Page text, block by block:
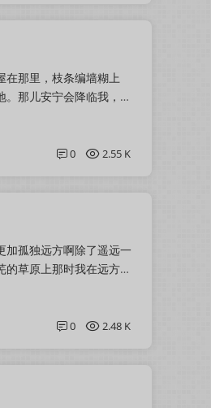
在那里，枝条编墙糊上
那儿安宁会降临我，安
0 2.55 K
加孤独远方啊除了遥远一
草原上那时我在远方那
0 2.48 K